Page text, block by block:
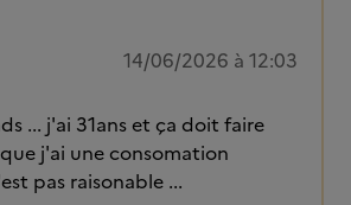
14/06/2026 à 12:03
... j'ai 31ans et ça doit faire
j'ai une consomation
pas raisonable ...